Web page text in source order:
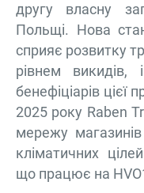
другу власну
Польщі. Нова
сприяє розвитку
рівнем
бенефіціарів цієї
2025 року Raben
мережу магазинів
кліматичних
що працює на